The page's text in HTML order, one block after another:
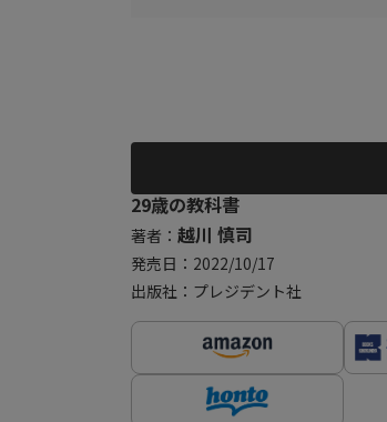
29歳の教科書
著者： 越川 慎司
発売日：2022/10/17
出版社：プレジデント社